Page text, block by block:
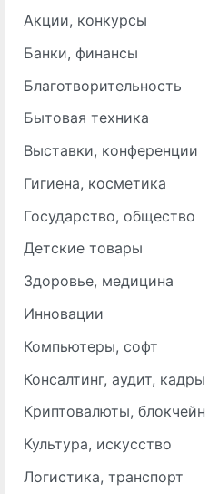
Акции, конкурсы
Банки, финансы
Благотворительность
Бытовая техника
Выставки, конференции
Гигиена, косметика
Государство, общество
Детские товары
Здоровье, медицина
Инновации
Компьютеры, софт
Консалтинг, аудит, кадры
Криптовалюты, блокчейн
Культура, искусство
Логистика, транспорт